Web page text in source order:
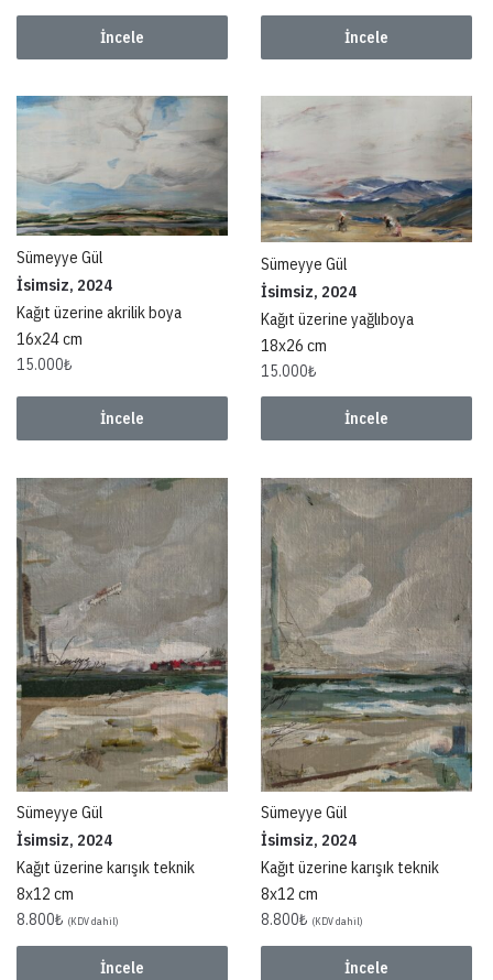
İncele İncele
Sümeyye Gül
İsimsiz, 2024
Kağıt üzerine akrilik boya
16x24 cm
15.000₺
İncele
Sümeyye Gül
İsimsiz, 2024
Kağıt üzerine yağlıboya
18x26 cm
15.000₺
İncele
Sümeyye Gül
İsimsiz, 2024
Kağıt üzerine karışık teknik
8x12 cm
8.800₺ (KDV dahil)
İncele
Sümeyye Gül
İsimsiz, 2024
Kağıt üzerine karışık teknik
8x12 cm
8.800₺ (KDV dahil)
İncele